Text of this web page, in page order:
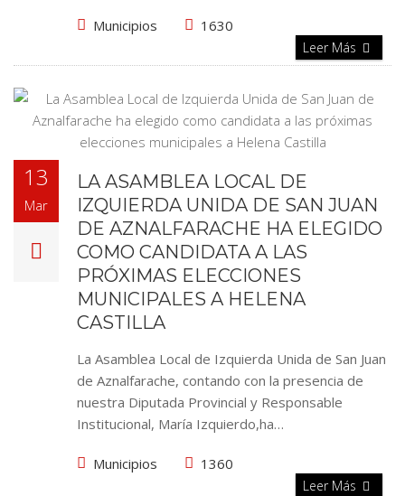
Municipios 1630
Leer Más
13
Mar
LA ASAMBLEA LOCAL DE
IZQUIERDA UNIDA DE SAN JUAN
DE AZNALFARACHE HA ELEGIDO
COMO CANDIDATA A LAS
PRÓXIMAS ELECCIONES
MUNICIPALES A HELENA
CASTILLA
La Asamblea Local de Izquierda Unida de San Juan
de Aznalfarache, contando con la presencia de
nuestra Diputada Provincial y Responsable
Institucional, María Izquierdo,ha…
Municipios 1360
Leer Más